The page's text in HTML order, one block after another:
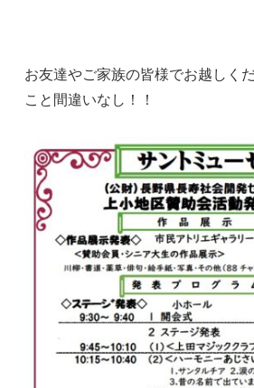
お友達やご家族の皆様でお越しく
こと間違いなし！！